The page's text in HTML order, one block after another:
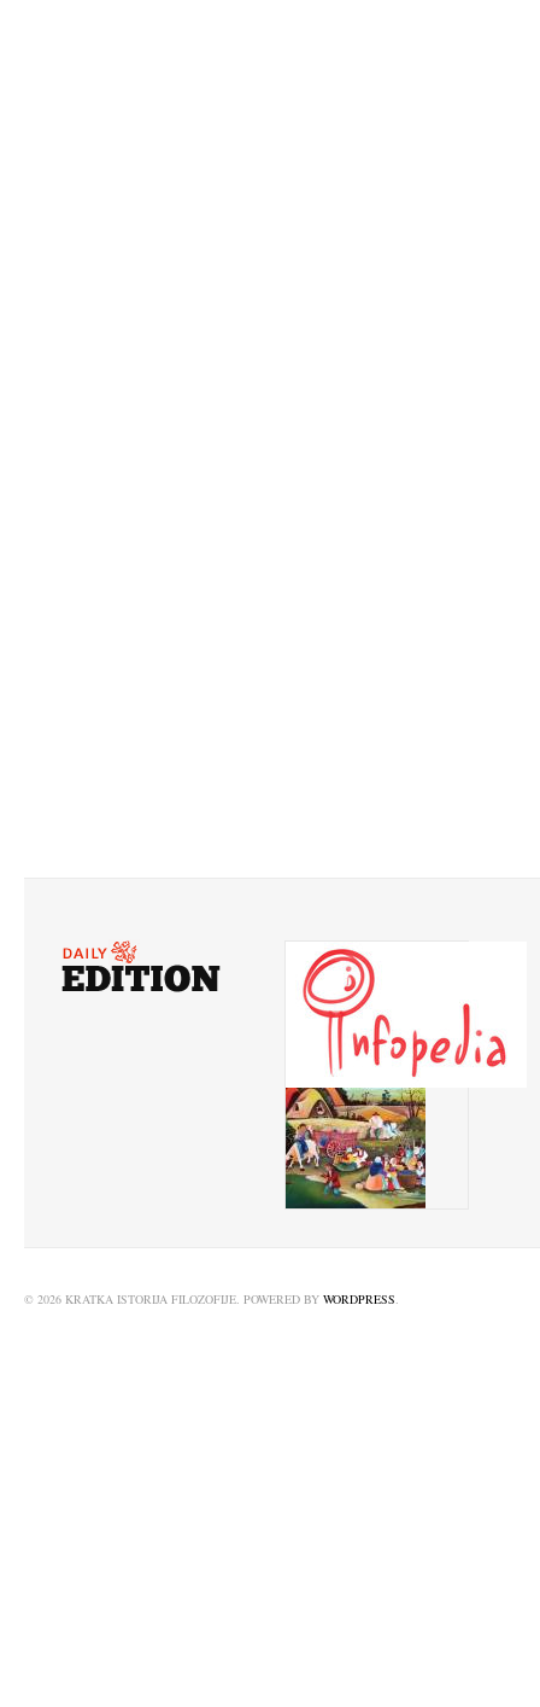
© 2026 KRATKA ISTORIJA FILOZOFIJE. POWERED BY WORDPRESS.